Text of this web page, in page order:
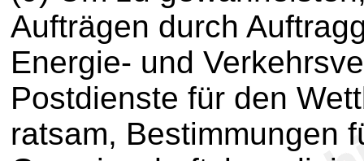
Aufträgen durch
Energie- und
Postdienste für den
ratsam, Bestimmungen